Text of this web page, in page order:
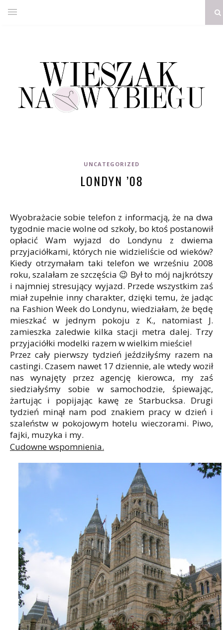
UNCATEGORIZED
LONDYN ’08
Wyobrażacie sobie telefon z informacją, że na dwa
tygodnie macie wolne od szkoły, bo ktoś postanowił
opłacić Wam wyjazd do Londynu z dwiema
przyjaciółkami, których nie widzieliście od wieków?
Kiedy otrzymałam taki telefon we wrześniu 2008
roku, szalałam ze szczęścia 😉 Był to mój najkrótszy
i najmniej stresujący wyjazd. Przede wszystkim zaś
miał zupełnie inny charakter, dzięki temu, że jadąc
na Fashion Week do Londynu, wiedziałam, że będę
mieszkać w jednym pokoju z K., natomiast J.
zamieszka zaledwie kilka stacji metra dalej. Trzy
przyjaciółki modelki razem w wielkim mieście!
Przez cały pierwszy tydzień jeździłyśmy razem na
castingi. Czasem nawet 17 dziennie, ale wtedy woził
nas wynajęty przez agencję kierowca, my zaś
siedziałyśmy sobie w samochodzie, śpiewając,
żartując i popijając kawę ze Starbucksa. Drugi
tydzień minął nam pod znakiem pracy w dzień i
szaleństw w pokojowym hotelu wieczorami. Piwo,
fajki, muzyka i my.
Cudowne wspomnienia.